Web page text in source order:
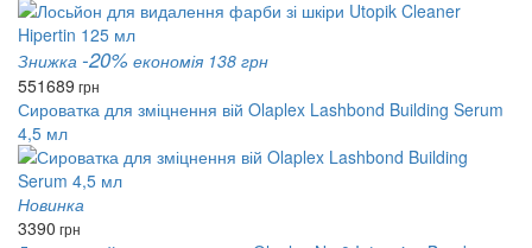
Знижка -20% економія 138 грн
551689 грн
Сироватка для зміцнення вій Olaplex Lashbond Building Serum
4,5 мл
Новинка
3390 грн